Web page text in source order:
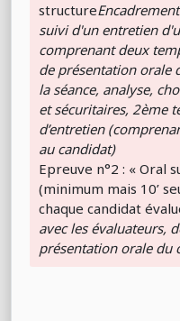
structureEncadrement
suivi d'un entretien
comprenant deux
de présentation orale
la séance, analyse,
et sécuritaires, 2ème
d’entretien
au candidat)
Epreuve n°2 : « Oral
(minimum mais 10’
chaque candidat
avec les évaluateurs,
présentation orale du